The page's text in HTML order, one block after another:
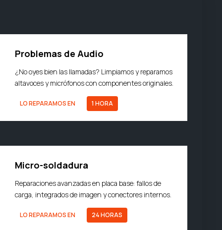
Problemas de Audio
¿No oyes bien las llamadas? Limpiamos y reparamos
altavoces y micrófonos con componentes originales.
LO REPARAMOS EN 1 HORA
Micro-soldadura
Reparaciones avanzadas en placa base: fallos de
carga, integrados de imagen y conectores internos.
LO REPARAMOS EN 24 HORAS